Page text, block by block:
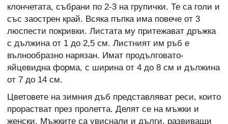
клончетата, събрани по 2-3 на групички. Те са голи и
със заострен край. Всяка пъпка има повече от 3
люспести покривки. Листата му притежават дръжка
с дължина от 1 до 2,5 см. Листният им ръб е
вълнообразно нарязан. Имат продълговато-
яйцевидна форма, с ширина от 4 до 8 см и дължина
от 7 до 14 см.
Цветовете на зимния дъб представляват реси, които
прорастват през пролетта. Делят се на мъжки и
женски. Мъжките са увиснали и дълги, развиващи